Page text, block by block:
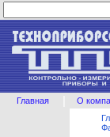
Главная О